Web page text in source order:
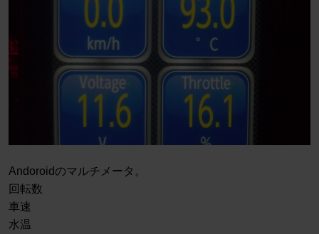
Andoroidのマルチメータ。
回転数
車速
水温